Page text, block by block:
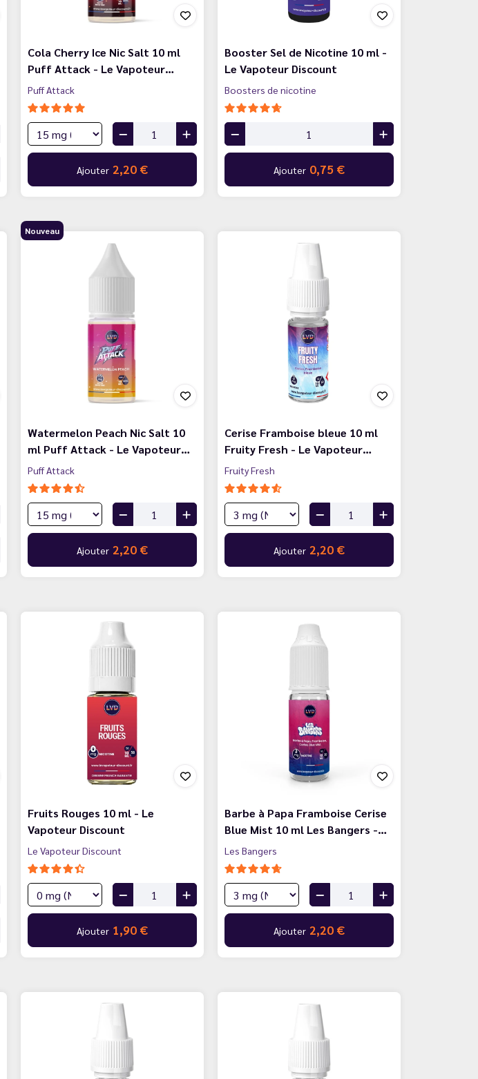
Cola Cherry Ice Nic Salt 10 ml
Puff Attack - Le Vapoteur…
Puff Attack
Ajouter 2,20 €
Booster Sel de Nicotine 10 ml -
Le Vapoteur Discount
Boosters de nicotine
Ajouter 0,75 €
Nouveau
Watermelon Peach Nic Salt 10
ml Puff Attack - Le Vapoteur…
Puff Attack
Ajouter 2,20 €
Cerise Framboise bleue 10 ml
Fruity Fresh - Le Vapoteur…
Fruity Fresh
Ajouter 2,20 €
Fruits Rouges 10 ml - Le
Vapoteur Discount
Le Vapoteur Discount
Ajouter 1,90 €
Barbe à Papa Framboise Cerise
Blue Mist 10 ml Les Bangers -…
Les Bangers
Ajouter 2,20 €